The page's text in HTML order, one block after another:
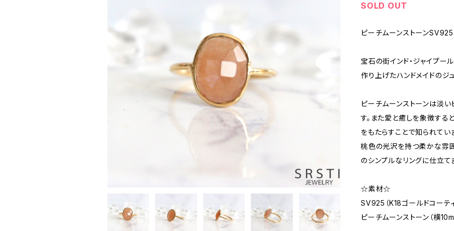
SOLD OUT
ピーチムーンストーン
宝石の街インド・ジャイプ
作り上げたハンドメイドのジ
ピーチムーンストーンは淡
す。また愛と癒しを象徴する
をもたらすことで知られてい
桃色の光沢を持つ柔かな雰
のシンプルなリングに仕立て
☆素材☆
SV925（K18ゴールドコーテ
ピーチムーンストーン（横